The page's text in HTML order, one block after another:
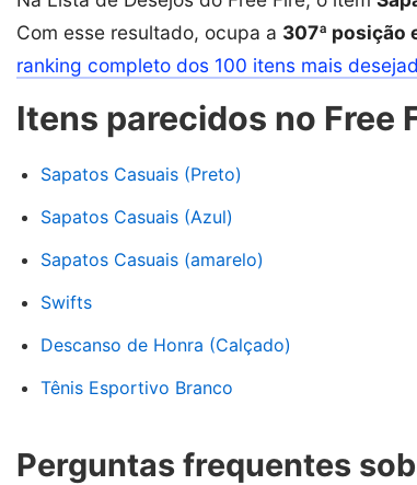
Com esse resultado, ocupa a 307ª posição
ranking completo dos 100 itens mais
Itens parecidos no Free
Sapatos Casuais (Preto)
Sapatos Casuais (Azul)
Sapatos Casuais (amarelo)
Swifts
Descanso de Honra (Calçado)
Tênis Esportivo Branco
Perguntas frequentes